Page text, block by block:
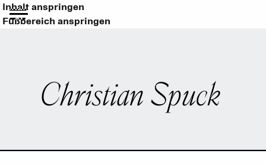
Inhalt anspringen
Fußbereich anspringen
Christian Spuck